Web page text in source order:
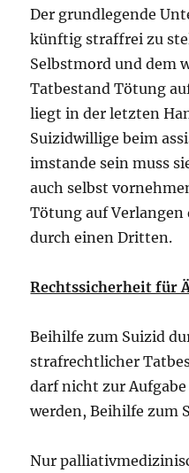
Der grundlegende
künftig straffrei zu
Selbstmord und dem
Tatbestand Tötung
liegt in der letzten
Suizidwillige beim
imstande sein muss
auch selbst
Tötung auf
durch einen Dritten.
Rechtssicherheit für
Beihilfe zum Suizid
strafrechtlicher
darf nicht zur
werden, Beihilfe zum
Nur